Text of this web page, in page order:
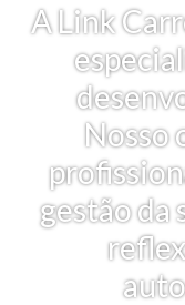
A Link
Nosso
gestão da